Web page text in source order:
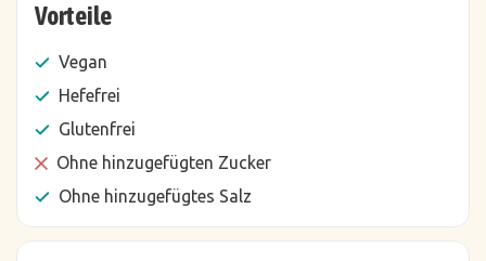
Vorteile
Vegan
Hefefrei
Glutenfrei
Ohne hinzugefügten Zucker
Ohne hinzugefügtes Salz